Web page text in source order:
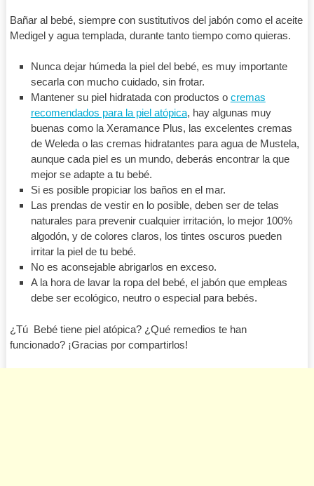
Bañar al bebé, siempre con sustitutivos del jabón como el aceite
Medigel y agua templada, durante tanto tiempo como quieras.
Nunca dejar húmeda la piel del bebé, es muy importante
secarla con mucho cuidado, sin frotar.
Mantener su piel hidratada con productos o cremas
recomendados para la piel atópica, hay algunas muy
buenas como la Xeramance Plus, las excelentes cremas
de Weleda o las cremas hidratantes para agua de Mustela,
aunque cada piel es un mundo, deberás encontrar la que
mejor se adapte a tu bebé.
Si es posible propiciar los baños en el mar.
Las prendas de vestir en lo posible, deben ser de telas
naturales para prevenir cualquier irritación, lo mejor 100%
algodón, y de colores claros, los tintes oscuros pueden
irritar la piel de tu bebé.
No es aconsejable abrigarlos en exceso.
A la hora de lavar la ropa del bebé, el jabón que empleas
debe ser ecológico, neutro o especial para bebés.
¿Tú Bebé tiene piel atópica? ¿Qué remedios te han
funcionado? ¡Gracias por compartirlos!